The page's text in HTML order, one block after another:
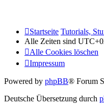
Startseite Tutorials,
Alle Zeiten sind
Alle Cookies löschen
Impressum
Powered by phpBB® Forum
Deutsche Übersetzung durch